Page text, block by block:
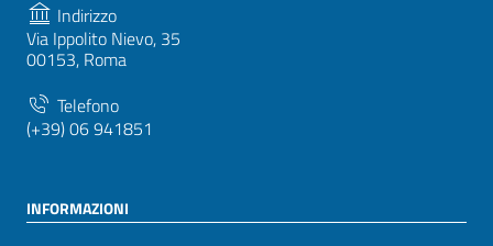
Indirizzo
Via Ippolito Nievo, 35
00153, Roma
Telefono
(+39) 06 941851
INFORMAZIONI